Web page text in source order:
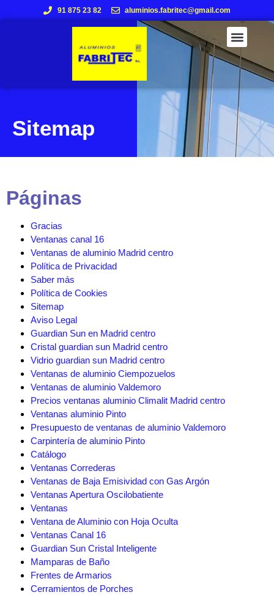
91 875 23 82 aluminios.fabritec@gmail.com
Sitemap
Páginas
Gracias
Ventanas canal 16
Ventanas de aluminio Madrid centro
Política de Privacidad
Saber más
Política de Cookies
Sitemap
Aviso Legal
Guardian Sun en Madrid centro
Cristal guardian sun Madrid centro
Vidrio guardian sun Madrid centro
Ventanas de aluminio Ciempozuelos
Ventanas de aluminio Valdemoro
Precios ventanas aluminio Climalit Madrid centro
Ventanas aluminio Pinto
Presupuesto de ventanas de aluminio Valdemoro
Carpintería de aluminio Pinto
Catálogo
Ventanas Correderas
Ventanas de Baja Emisividad con Gas Argón
Ventanas Apertura Oscilobatiente
Ventanas
Ventana de Aluminio con Hoja Oculta
Ventanas Canal 16
Guardian Sun Cristal Inteligente
Mamparas de Baño
Frentes de Armarios
Cerramientos de Porches